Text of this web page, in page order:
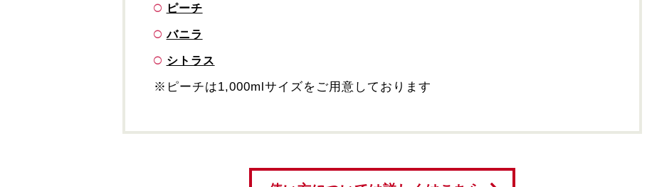
ピーチ
バニラ
シトラス
※ピーチは1,000mlサイズをご用意しております